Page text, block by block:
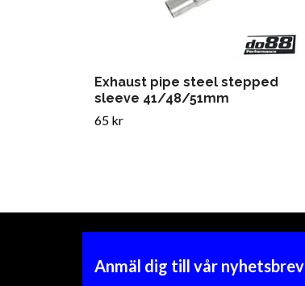
Exhaust pipe steel stepped
sleeve 41/48/51mm
65 kr
Anmäl dig till vår nyhetsbrev